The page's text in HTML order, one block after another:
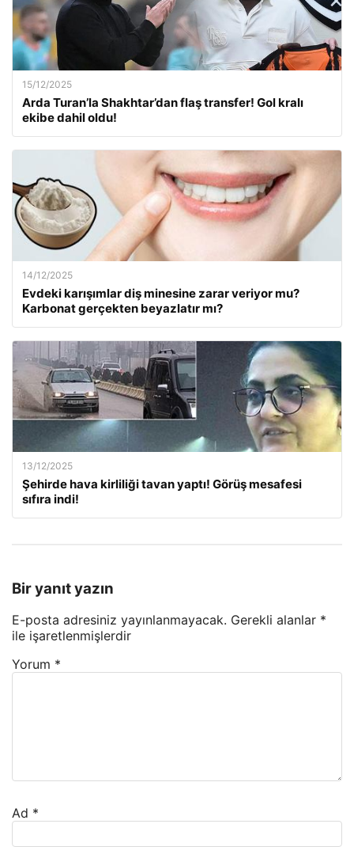
15/12/2025
Arda Turan’la Shakhtar’dan flaş transfer! Gol kralı
ekibe dahil oldu!
14/12/2025
Evdeki karışımlar diş minesine zarar veriyor mu?
Karbonat gerçekten beyazlatır mı?
13/12/2025
Şehirde hava kirliliği tavan yaptı! Görüş mesafesi
sıfıra indi!
Bir yanıt yazın
E-posta adresiniz yayınlanmayacak. Gerekli alanlar *
ile işaretlenmişlerdir
Yorum *
Ad *